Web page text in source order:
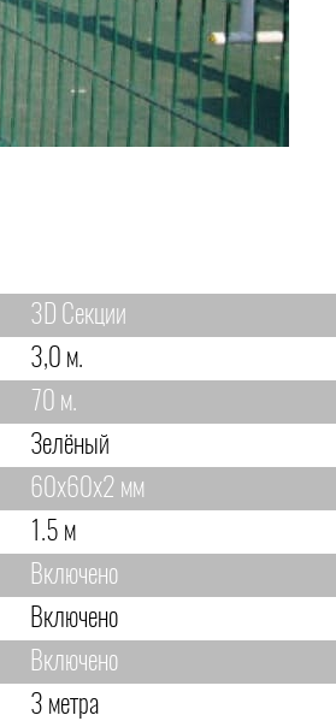
3D Секции
3,0 м.
70 м.
Зелёный
60х60х2 мм
1.5 м
Включено
Включено
Включено
3 метра